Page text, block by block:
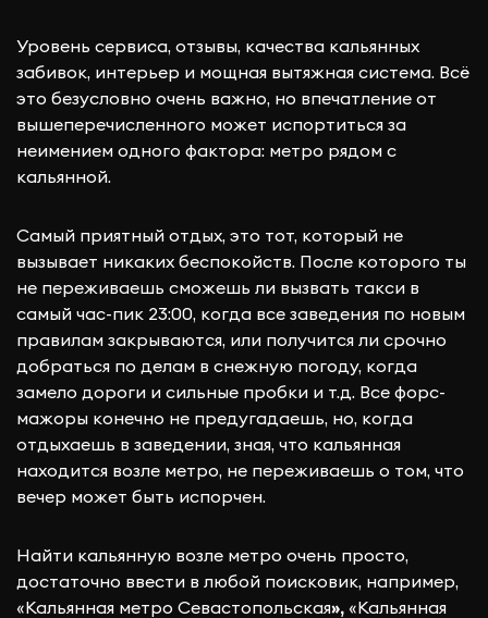
Уровень сервиса, отзывы, качества кальянных
забивок, интерьер и мощная вытяжная система. Всё
это безусловно очень важно, но впечатление от
вышеперечисленного может испортиться за
неимением одного фактора: метро рядом с
кальянной.
Самый приятный отдых, это тот, который не
вызывает никаких беспокойств. После которого ты
не переживаешь сможешь ли вызвать такси в
самый час-пик 23:00, когда все заведения по новым
правилам закрываются, или получится ли срочно
добраться по делам в снежную погоду, когда
замело дороги и сильные пробки и т.д. Все форс-
мажоры конечно не предугадаешь, но, когда
отдыхаешь в заведении, зная, что кальянная
находится возле метро, не переживаешь о том, что
вечер может быть испорчен.
Найти кальянную возле метро очень просто,
достаточно ввести в любой поисковик, например,
«Кальянная метро Севастопольская», «Кальянная